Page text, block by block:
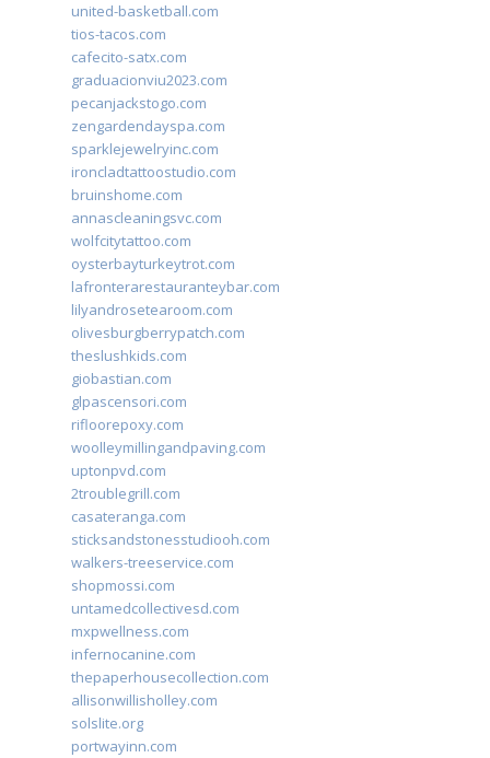
united-basketball.com
tios-tacos.com
cafecito-satx.com
graduacionviu2023.com
pecanjackstogo.com
zengardendayspa.com
sparklejewelryinc.com
ironcladtattoostudio.com
bruinshome.com
annascleaningsvc.com
wolfcitytattoo.com
oysterbayturkeytrot.com
lafronterarestauranteybar.com
lilyandrosetearoom.com
olivesburgberrypatch.com
theslushkids.com
giobastian.com
glpascensori.com
rifloorepoxy.com
woolleymillingandpaving.com
uptonpvd.com
2troublegrill.com
casateranga.com
sticksandstonesstudiooh.com
walkers-treeservice.com
shopmossi.com
untamedcollectivesd.com
mxpwellness.com
infernocanine.com
thepaperhousecollection.com
allisonwillisholley.com
solslite.org
portwayinn.com